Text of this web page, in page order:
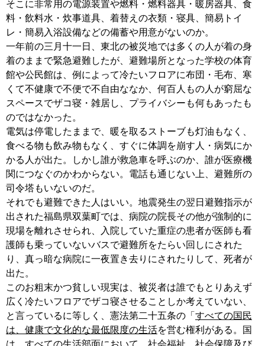
そこに非常用の電源装置や燃料・燃料器具・暖房器具、食
料・飲料水・炊事道具、着替えの衣類・寝具、簡易トイ
レ・簡易入浴設備などの備蓄や用意がないのか。
一年前の三月十一日、東北の被災地では多くの人が着の身
着のままで緊急避難したが、避難場所となった学校の体育
館や公民館は、例によって冷たいフロアに布団・毛布、寒
くて不健康で不便で不自由ななか、何百人もの人が窮屈な
スペースでザコ寝・雑居し、プライバシーも何もあったも
のではなかった。
電気は停電したままで、暖を取るストーブも灯油もなく、
食べる物も飲み物もなく、すぐに体調を崩す人・病気にか
かる人が出た。しかし誰が救急車を呼ぶのか、誰が医療機
関につなぐのかわからない。電話も通じない上、避難所の
司令塔もいないのだ。
それでも避難できた人はいい。地震発生の翌日避難指示が
出された福島県双葉町では、病院の院長その他が強制的に
現場を離れさせられ、入院していた重症の患者が医師も看
護師も乗っていないバスで避難所をたらい回しにされた
り、真っ暗な病院に一夜置き去りにされたりして、死者が
出た。
このお粗末かつ貧しい現実は、被災者は誰でもとりあえず
広く冷たいフロアでザコ寝させることしか考えていない、
と言っているに等しく、憲法第二十五条の「 すべての国民
は、健康で文化的な最低限度の生活を営む権利がある。国
は、 すべての生活部面において 、社会福祉、社会保障及び